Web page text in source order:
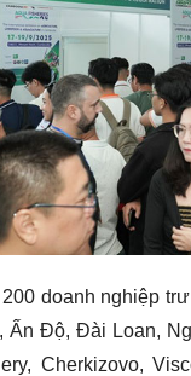
doanh nghiệp
Ấn Độ, Đài Loan,
Cherkizovo,